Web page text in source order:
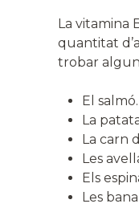
La vitamina
quantitat
trobar
El
La
La carn
Les
Els
Les